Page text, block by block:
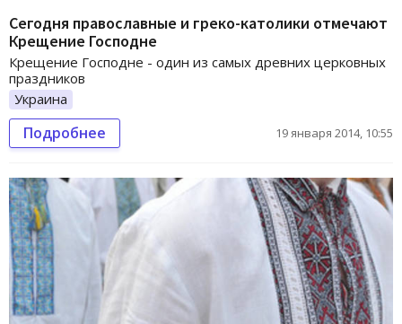
Сегодня православные и греко-католики отмечают
Крещение Господне
Крещение Господне - один из самых древних церковных
праздников
Украина
Подробнее 19 января 2014, 10:55